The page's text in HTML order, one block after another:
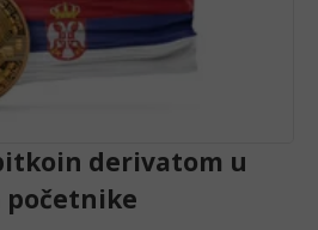
derivatom u
početnike